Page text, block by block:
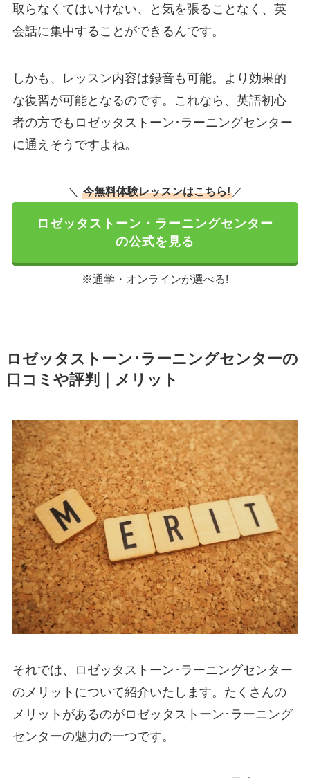
取らなくてはいけない、と気を張ることなく、英
会話に集中することができるんです。
しかも、レッスン内容は録音も可能。より効果的
な復習が可能となるのです。これなら、英語初心
者の方でもロゼッタストーン･ラーニングセンター
に通えそうですよね。
＼ 今無料体験レッスンはこちら!／
ロゼッタストーン・ラーニングセンター
の公式を見る
※通学・オンラインが選べる!
ロゼッタストーン･ラーニングセンターの
口コミや評判｜メリット
それでは、ロゼッタストーン･ラーニングセンター
のメリットについて紹介いたします。たくさんの
メリットがあるのがロゼッタストーン･ラーニング
センターの魅力の一つです。